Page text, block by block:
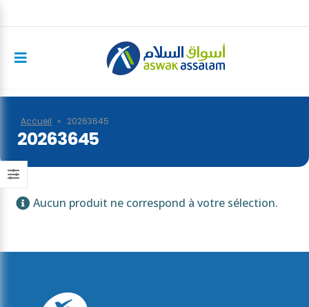
Accueil » 20263645
20263645
Aucun produit ne correspond à votre sélection.